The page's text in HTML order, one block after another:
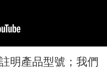
明產品型號；我們